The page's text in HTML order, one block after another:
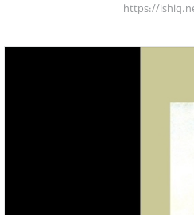
https://